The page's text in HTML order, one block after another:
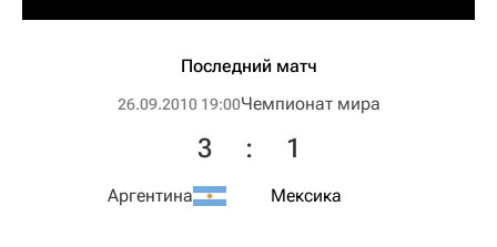
Последний матч
26.09.2010 19:00Чемпионат мира
Аргентина
3 : 1
Мексика